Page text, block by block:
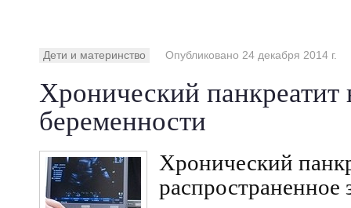
Дети и материнство Опубликовано 24 декабря 2014 г.
Хронический панкреатит
беременности
Хронический
распространенное